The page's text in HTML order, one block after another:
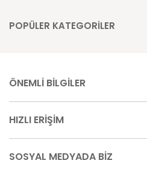
POPÜLER KATEGORİLER
ÖNEMLİ BİLGİLER
HIZLI ERİŞİM
SOSYAL MEDYADA BİZ